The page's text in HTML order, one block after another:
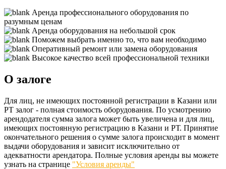
Аренда профессионального оборудования по
разумным ценам
Аренда оборудования на небольшой срок
Поможем выбрать именно то, что вам необходимо
Оперативный ремонт или замена оборудования
Высокое качество всей профессиональной техники
О залоге
Для лиц, не имеющих постоянной регистрации в Казани или
РТ залог - полная стоимость оборудования. По усмотрению
арендодателя сумма залога может быть увеличена и для лиц,
имеющих постоянную регистрацию в Казани и РТ. Принятие
окончательного решения о сумме залога происходит в момент
выдачи оборудования и зависит исключительно от
адекватности арендатора. Полные условия аренды вы можете
узнать на странице "Условия аренды"